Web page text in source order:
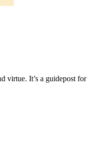
virtue. It’s a guidepost for